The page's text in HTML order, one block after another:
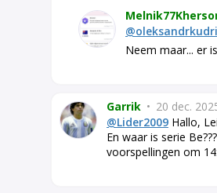
Neem maar... er
Garrik • 20 dec.
@Lider2009 Hallo,
En waar is serie
voorspellingen om